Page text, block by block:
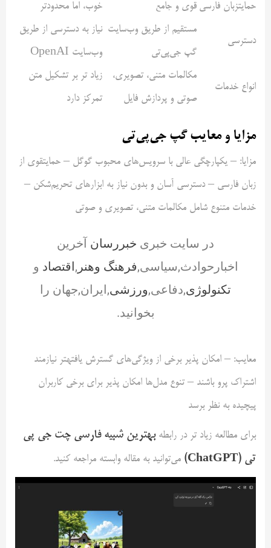
حمایتزبان فارسی قوی و جامع خوب، اما محدودتر
دسترسی
مستقیم از طریق وب‌سایت
گپ جی‌پی‌تی
نیاز به دسترسی از طریق
وب‌سایت OpenAI
انواع خدمات
مکالمات متنی، تصویری،
صوتی و پردازش فایل
زیاد تر بر تشکیل متن
تمرکز دارد
مزایا و معایب گپ جی‌پی‌تی
مزایا: – یکپارچگی عالی با سرویس‌های محبوب گوگل – حمایتقوی از
زبان فارسی – دسترسی آسان و بدون نیاز به ابزارهای تحریم‌شکن –
خدمات متنوع شامل مکالمات متنی، تصویری و صوتی
در سایت خبری خبررسان آخرین
اخبارحوادث,سیاسی,فرهنگ وهنر ,اقتصاد و
تکنولوژی,دفاعی,ورزشی,ایران,جهان را
بخوانید.
معایب: – امکان پذیر برخی از ویژگی‌های گسترش یافتهتر نیازمند
اشتراک پرو باشند – تنوع مدل‌ها امکان پذیر برای برخی کاربران
پیچیده به نظر برسد
برای مطالعه زیاد تر در رابطهبهترین شبیه فارسی چت جی پی
تی (ChatGPT)
می‌توانید به مقاله وابسته مراجعه کنید.